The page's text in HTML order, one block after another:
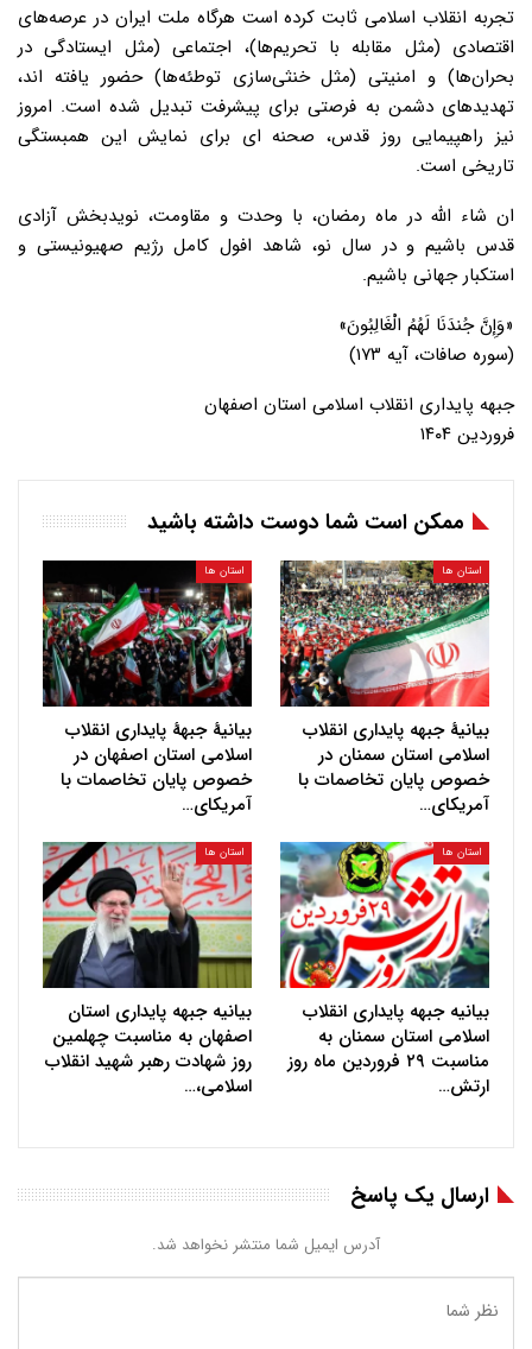
تجربه انقلاب اسلامی ثابت کرده است هرگاه ملت ایران در عرصه‌های
اقتصادی (مثل مقابله با تحریم‌ها)، اجتماعی (مثل ایستادگی در
بحران‌ها) و امنیتی (مثل خنثی‌سازی توطئه‌ها) حضور یافته اند،
تهدیدهای دشمن به فرصتی برای پیشرفت تبدیل شده است. امروز
نیز راهپیمایی روز قدس، صحنه ای برای نمایش این همبستگی
تاریخی است.
ان شاء الله در ماه رمضان، با وحدت و مقاومت، نویدبخش آزادی
قدس باشیم و در سال نو، شاهد افول کامل رژیم صهیونیستی و
استکبار جهانی باشیم.
«وَإِنَّ جُندَنَا لَهُمُ الْغَالِبُونَ»
(سوره صافات، آیه ۱۷۳)
جبهه پایداری انقلاب اسلامی استان اصفهان
فروردین ۱۴۰۴
ممکن است شما دوست داشته باشید
استان ها
بیانیهٔ جبهه پایداری انقلاب
اسلامی استان سمنان در
خصوص پایان تخاصمات با
آمریکای…
استان ها
بیانیهٔ جبههٔ پایداری انقلاب
اسلامی استان اصفهان در
خصوص پایان تخاصمات با
آمریکای…
استان ها
بیانیه جبهه پایداری انقلاب
اسلامی استان سمنان به
مناسبت ۲۹ فروردین ماه روز
ارتش…
استان ها
بیانیه جبهه پایداری استان
اصفهان به مناسبت چهلمین
روز شهادت رهبر شهید انقلاب
اسلامی،…
ارسال یک پاسخ
آدرس ایمیل شما منتشر نخواهد شد.